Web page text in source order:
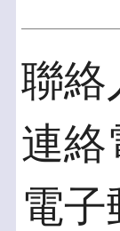
聯絡
連絡
電子